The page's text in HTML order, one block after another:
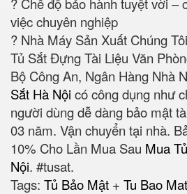
việc chuyên nghiệp
? Nhà Máy Sản Xuất Chúng
Tủ Sắt Đựng Tài Liệu Văn
Bộ Công An, Ngân Hàng Nhà
Sắt Hà Nội có công dụng như
người dùng dễ dàng bảo mật
03 năm. Vận chuyển tại nhà.
10% Cho Lần Mua Sau Mua
Nội. #tusat.
Tags: Tủ Bảo Mật + Tu Bao Mat